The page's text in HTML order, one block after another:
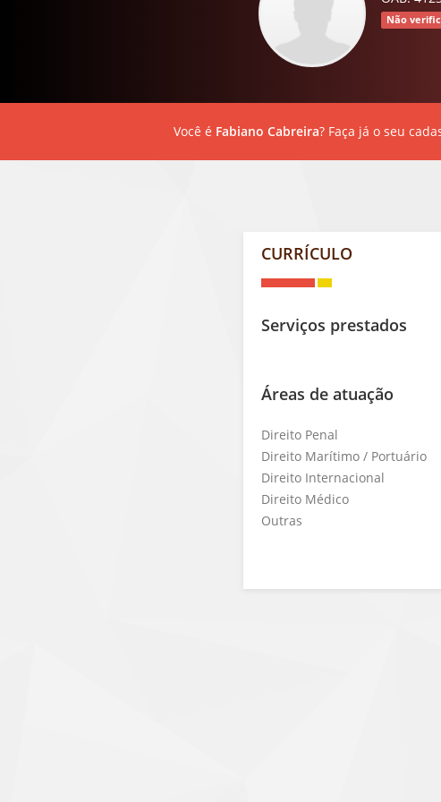
Não
Você é Fabiano Cabreira? Faça já o seu
CURRÍCULO
Serviços prestados
Áreas de atuação
Direito Penal
Direito Marítimo / Portuário
Direito Internacional
Direito Médico
Outras